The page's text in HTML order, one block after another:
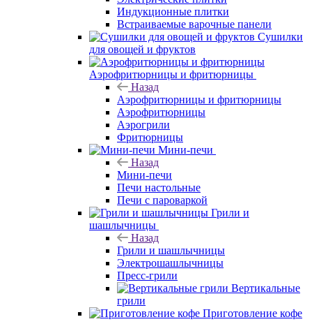
Индукционные плитки
Встраиваемые варочные панели
Сушилки
для овощей и фруктов
Аэрофритюрницы и фритюрницы
Назад
Аэрофритюрницы и фритюрницы
Аэрофритюрницы
Аэрогрили
Фритюрницы
Мини-печи
Назад
Мини-печи
Печи настольные
Печи с пароваркой
Грили и
шашлычницы
Назад
Грили и шашлычницы
Электрошашлычницы
Пресс-грили
Вертикальные
грили
Приготовление кофе